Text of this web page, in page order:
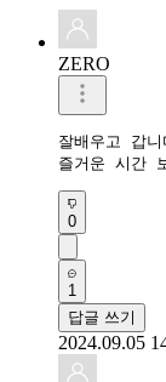
ZERO
잘배우고 갑니
즐거운 시간
0
1
답글 쓰기
2024.09.05